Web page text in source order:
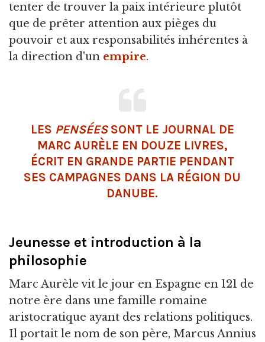
tenter de trouver la paix intérieure plutôt
que de prêter attention aux pièges du
pouvoir et aux responsabilités inhérentes à
la direction d'un empire.
LES PENSÉESSONT LE JOURNAL DE
MARC AURÈLE EN DOUZE LIVRES,
ÉCRIT EN GRANDE PARTIE PENDANT
SES CAMPAGNES DANS LA RÉGION DU
DANUBE.
Jeunesse et introduction à la
philosophie
Marc Aurèle vit le jour en Espagne en 121 de
notre ère dans une famille romaine
aristocratique ayant des relations politiques.
Il portait le nom de son père, Marcus Annius